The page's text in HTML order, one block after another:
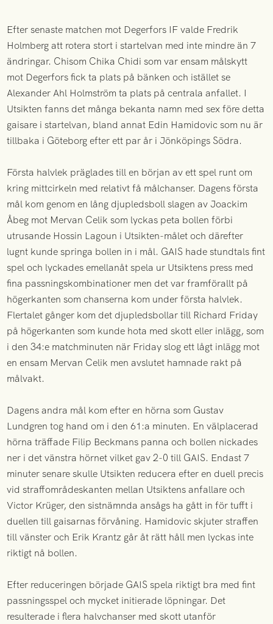
Efter senaste matchen mot Degerfors IF valde Fredrik
Holmberg att rotera stort i startelvan med inte mindre än 7
ändringar. Chisom Chika Chidi som var ensam målskytt
mot Degerfors fick ta plats på bänken och istället se
Alexander Ahl Holmström ta plats på centrala anfallet. I
Utsikten fanns det många bekanta namn med sex före detta
gaisare i startelvan, bland annat Edin Hamidovic som nu är
tillbaka i Göteborg efter ett par år i Jönköpings Södra.
Första halvlek präglades till en början av ett spel runt om
kring mittcirkeln med relativt få målchanser. Dagens första
mål kom genom en lång djupledsboll slagen av Joackim
Åbeg mot Mervan Celik som lyckas peta bollen förbi
utrusande Hossin Lagoun i Utsikten-målet och därefter
lugnt kunde springa bollen in i mål. GAIS hade stundtals fint
spel och lyckades emellanåt spela ur Utsiktens press med
fina passningskombinationer men det var framförallt på
högerkanten som chanserna kom under första halvlek.
Flertalet gånger kom det djupledsbollar till Richard Friday
på högerkanten som kunde hota med skott eller inlägg, som
i den 34:e matchminuten när Friday slog ett lågt inlägg mot
en ensam Mervan Celik men avslutet hamnade rakt på
målvakt.
Dagens andra mål kom efter en hörna som Gustav
Lundgren tog hand om i den 61:a minuten. En välplacerad
hörna träffade Filip Beckmans panna och bollen nickades
ner i det vänstra hörnet vilket gav 2-0 till GAIS. Endast 7
minuter senare skulle Utsikten reducera efter en duell precis
vid straffområdeskanten mellan Utsiktens anfallare och
Victor Krüger, den sistnämnda ansågs ha gått in för tufft i
duellen till gaisarnas förvåning. Hamidovic skjuter straffen
till vänster och Erik Krantz går åt rätt håll men lyckas inte
riktigt nå bollen.
Efter reduceringen började GAIS spela riktigt bra med fint
passningsspel och mycket initierade löpningar. Det
resulterade i flera halvchanser med skott utanför